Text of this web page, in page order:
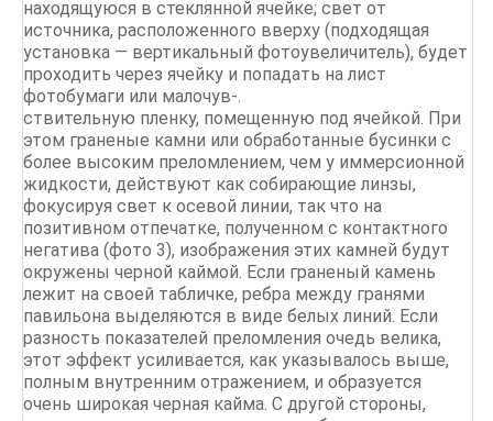
находящуюся в стеклянной ячейке; свет от
источника, расположенного вверху (подходящая
установка — вертикальный фотоувеличитель), будет
проходить через ячейку и попадать на лист
фотобумаги или малочув-.
ствительную пленку, помещенную под ячейкой. При
этом граненые камни или обработанные бусинки с
более высоким преломлением, чем у иммерсионной
жидкости, действуют как собирающие линзы,
фокусируя свет к осевой линии, так что на
позитивном отпечатке, полученном с контактного
негатива (фото 3), изображения этих камней будут
окружены черной каймой. Если граненый камень
лежит на своей табличке, ребра между гранями
павильона выделяются в виде белых линий. Если
разность показателей преломления очедь велика,
этот эффект усиливается, как указывалось выше,
полным внутренним отражением, и образуется
очень широкая черная кайма. С другой стороны,